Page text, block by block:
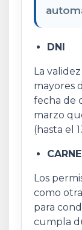
DNI
La
mayores
fecha de
marzo
(hasta el
Los
como
para
cumpla